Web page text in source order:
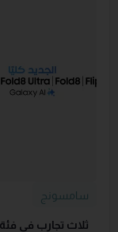
سامسونج
ثلاث تجارب في